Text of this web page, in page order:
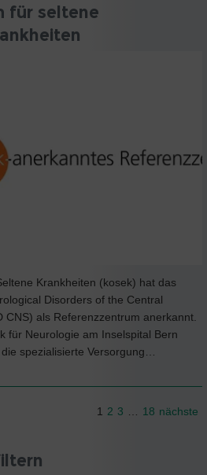
für seltene
Krankheiten (kosek) hat das
Disorders of the Central
CNS) als Referenzzentrum anerkannt.
für Neurologie am Inselspital Bern
spezialisierte Versorgung…
1 2 3 … 18 nächste